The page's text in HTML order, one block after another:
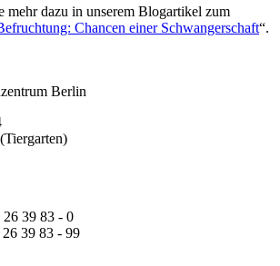
mehr dazu in unserem Blogartikel zum
Chancen einer Schwangerschaft“.
Berlin
39 83 - 0
39 83 - 99